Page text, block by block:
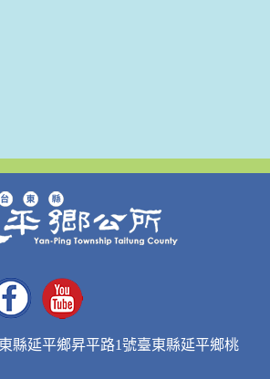
縣延平鄉昇平路1號臺東縣延平鄉桃